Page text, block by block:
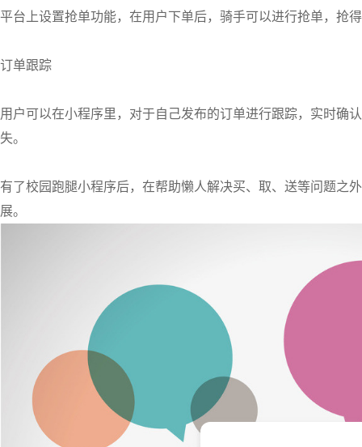
平台上设置抢单功能，在用户下单后，骑手可以进行抢单，抢
订单跟踪
用户可以在小程序里，对于自己发布的订单进行跟踪，实时确
失。
有了校园跑腿小程序后，在帮助懒人解决买、取、送等问题之
展。